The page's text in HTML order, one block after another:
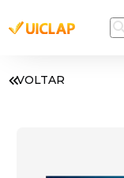
VOLTAR